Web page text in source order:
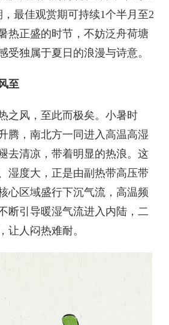
最佳观赏期可持续1个半月至2
热正盛的时节，不妨泛舟荷塘
受独属于夏日的浪漫与诗意。
至
之风，至此而极矣。小暑时
腾，南北方一同进入高温高湿
去清凉，带着明显的热浪。这
湿度大，正是由副热带高压带
心区域盛行下沉气流，高温频
断引导暖湿气流进入内陆，二
让人闷热难耐。